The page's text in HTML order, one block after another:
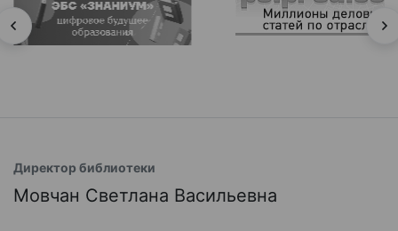
Директор библиотеки
Мовчан Светлана Васильевна